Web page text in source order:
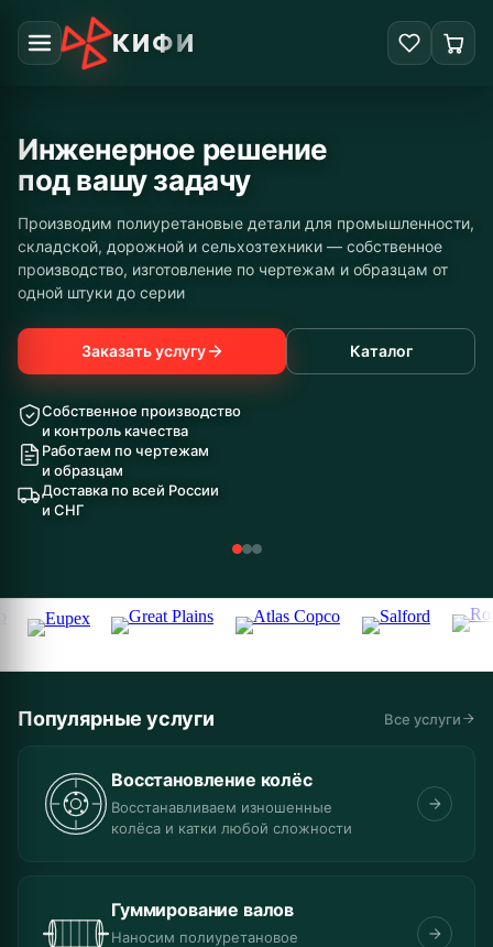
КИФИ
Инженерное решение
под вашу задачу
Производим полиуретановые детали для промышленности,
складской, дорожной и сельхозтехники — собственное
производство, изготовление по чертежам и образцам от
одной штуки до серии
Заказать услугу Каталог
Собственное производство
и контроль качества
Работаем по чертежам
и образцам
Доставка по всей России
и СНГ
Популярные услуги Все услуги
Восстановление колёс
Восстанавливаем изношенные
колёса и катки любой сложности
Гуммирование валов
Наносим полиуретановое